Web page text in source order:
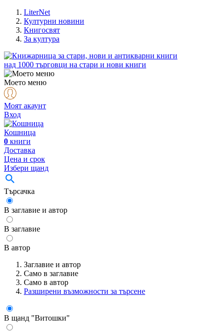
LiterNet
Културни новини
Книгосвят
За култура
над 1000 търговци на стари и нови книги
Моето меню
Моят акаунт
Вход
Кошница
0 книги
Доставка
Цена и срок
Избери щанд
Търсачка
В заглавие и автор
В заглавие
В автор
Заглавие и автор
Само в заглавие
Само в автор
Разширени възможности за търсене
В щанд "Витошки"